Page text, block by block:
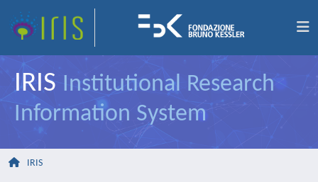
IRIS Institutional Research
Information System
IRIS